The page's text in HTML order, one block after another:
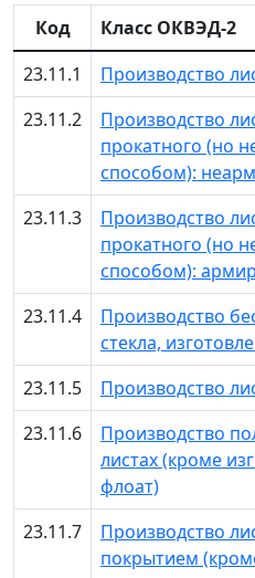
Код
Класс ОКВЭД-2
23.11.1
Производство
23.11.2
Производство
прокатного (но
способом):
23.11.3
Производство
прокатного (но
способом):
23.11.4
Производство
стекла,
23.11.5
Производство
23.11.6
Производство
листах (кроме
флоат)
23.11.7
Производство
покрытием